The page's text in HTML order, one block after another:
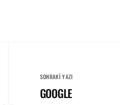
SONRAKI YAZI
GOOGLE